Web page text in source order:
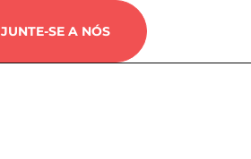
JUNTE-SE A NÓS